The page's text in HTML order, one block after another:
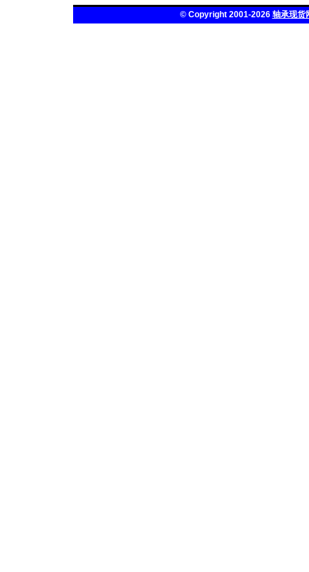
© Copyright 2001-2026 轴承现货